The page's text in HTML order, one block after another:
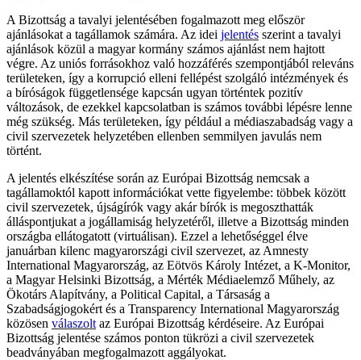
A Bizottság a tavalyi jelentésében fogalmazott meg először
ajánlásokat a tagállamok számára. Az idei jelentés szerint a tavalyi
ajánlások közül a magyar kormány számos ajánlást nem hajtott
végre. Az uniós forrásokhoz való hozzáférés szempontjából releváns
területeken, így a korrupció elleni fellépést szolgáló intézmények és
a bíróságok függetlensége kapcsán ugyan történtek pozitív
változások, de ezekkel kapcsolatban is számos további lépésre lenne
még szükség. Más területeken, így például a médiaszabadság vagy a
civil szervezetek helyzetében ellenben semmilyen javulás nem
történt.
A jelentés elkészítése során az Európai Bizottság nemcsak a
tagállamoktól kapott információkat vette figyelembe: többek között
civil szervezetek, újságírók vagy akár bírók is megoszthatták
álláspontjukat a jogállamiság helyzetéről, illetve a Bizottság minden
országba ellátogatott (virtuálisan). Ezzel a lehetőséggel élve
januárban kilenc magyarországi civil szervezet, az Amnesty
International Magyarország, az Eötvös Károly Intézet, a K-Monitor,
a Magyar Helsinki Bizottság, a Mérték Médiaelemző Műhely, az
Ökotárs Alapítvány, a Political Capital, a Társaság a
Szabadságjogokért és a Transparency International Magyarország
közösen válaszolt az Európai Bizottság kérdéseire. Az Európai
Bizottság jelentése számos ponton tükrözi a civil szervezetek
beadványában megfogalmazott aggályokat.